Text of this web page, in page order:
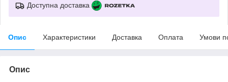
Доступна доставка
Опис Характеристики Доставка Оплата Умови
Опис